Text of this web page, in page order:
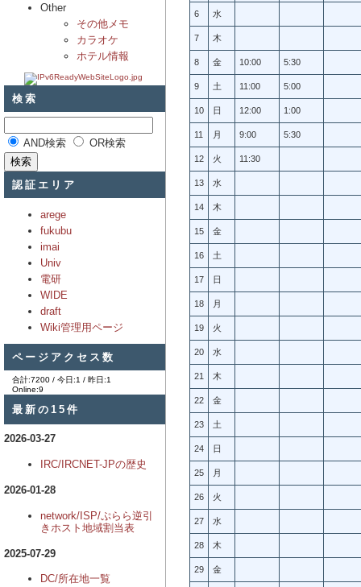
Other
その他メモ
カラオケ
ホテル情報
検索
AND検索 OR検索
認証エリア
arege
fukubu
imai
Univ
電研
WIDE
draft
Wiki管理用ページ
ページアクセス数
合計:7200 / 今日:1 / 昨日:1
Online:9
最新の15件
2026-03-27
IRC/IRCNET-JPの歴史
2026-01-28
network/ISP/ぷらら逆引
きホスト地域割当表
2025-07-29
DC/所在地一覧
6 水
7 木
8 金 10:00 5:30
9 土 11:00 5:00
10 日 12:00 1:00
11 月 9:00 5:30
12 火 11:30
13 水
14 木
15 金
16 土
17 日
18 月
19 火
20 水
21 木
22 金
23 土
24 日
25 月
26 火
27 水
28 木
29 金